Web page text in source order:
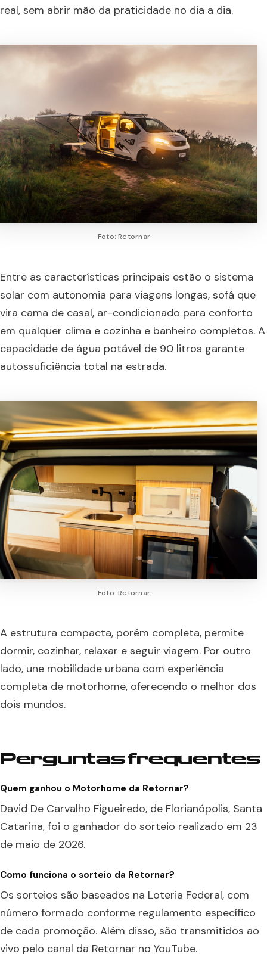
real, sem abrir mão da praticidade no dia a dia.
Foto: Retornar
Entre as características principais estão o sistema
solar com autonomia para viagens longas, sofá que
vira cama de casal, ar-condicionado para conforto
em qualquer clima e cozinha e banheiro completos. A
capacidade de água potável de 90 litros garante
autossuficiência total na estrada.
Foto: Retornar
A estrutura compacta, porém completa, permite
dormir, cozinhar, relaxar e seguir viagem. Por outro
lado, une mobilidade urbana com experiência
completa de motorhome, oferecendo o melhor dos
dois mundos.
Perguntas frequentes
Quem ganhou o Motorhome da Retornar?
David De Carvalho Figueiredo, de Florianópolis, Santa
Catarina, foi o ganhador do sorteio realizado em 23
de maio de 2026.
Como funciona o sorteio da Retornar?
Os sorteios são baseados na Loteria Federal, com
número formado conforme regulamento específico
de cada promoção. Além disso, são transmitidos ao
vivo pelo canal da Retornar no YouTube.